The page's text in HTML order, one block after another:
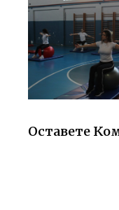
Оставете